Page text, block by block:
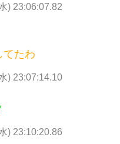
) 23:06:07.82
てたわ
) 23:07:14.10
) 23:10:20.86